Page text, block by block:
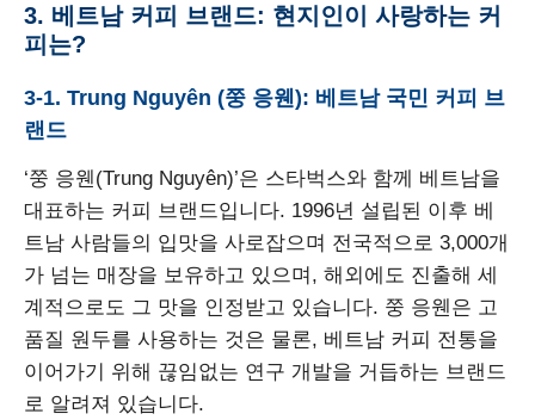
3. 베트남 커피 브랜드: 현지인이 사랑하는 커
피는?
3-1. Trung Nguyên (쭝 응웬): 베트남 국민 커피 브
랜드
‘쭝 응웬(Trung Nguyên)’은 스타벅스와 함께 베트남을
대표하는 커피 브랜드입니다. 1996년 설립된 이후 베
트남 사람들의 입맛을 사로잡으며 전국적으로 3,000개
가 넘는 매장을 보유하고 있으며, 해외에도 진출해 세
계적으로도 그 맛을 인정받고 있습니다. 쭝 응웬은 고
품질 원두를 사용하는 것은 물론, 베트남 커피 전통을
이어가기 위해 끊임없는 연구 개발을 거듭하는 브랜드
로 알려져 있습니다.